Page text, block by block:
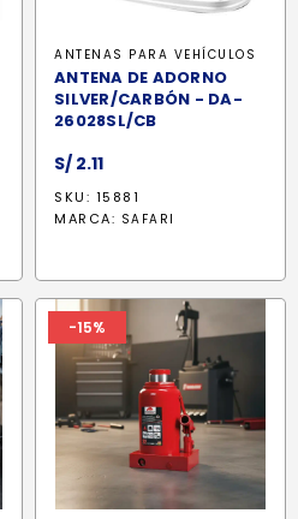
ANTENAS PARA VEHÍCULOS
ANTENA DE ADORNO
SILVER/CARBÓN - DA-
26028SL/CB
S/ 2.11
SKU: 15881
MARCA: SAFARI
-15%